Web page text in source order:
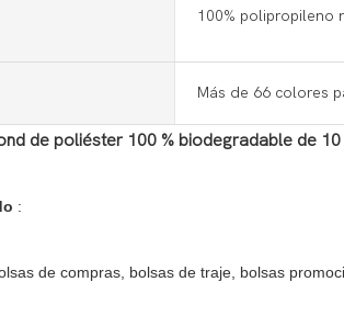
100% polipropileno
Más de 66 colores
de poliéster 100 % biodegradable de
:
de compras, bolsas de traje, bolsas